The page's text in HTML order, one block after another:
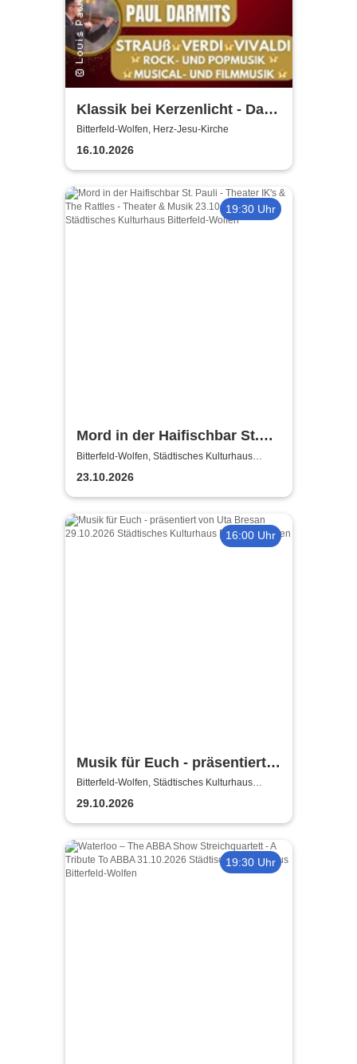
Klassik bei Kerzenlicht - Das
„BEST OF“ von Strauß,
Vivaldi, Verdi und der Film-
und Musicalmusik
Bitterfeld-Wolfen, Herz-Jesu-Kirche
16.10.2026
19:30 Uhr
Mord in der Haifischbar St.
Pauli - Theater IK's & The
Rattles - Theater & Musik
Bitterfeld-Wolfen, Städtisches Kulturhaus
Bitterfeld-Wolfen
23.10.2026
16:00 Uhr
Musik für Euch - präsentiert
von Uta Bresan
Bitterfeld-Wolfen, Städtisches Kulturhaus
Bitterfeld-Wolfen
29.10.2026
19:30 Uhr